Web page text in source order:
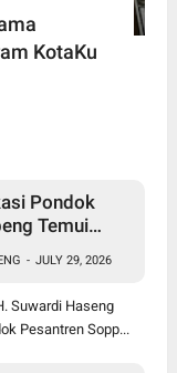
KotaKu
Pondok
Temui
- JULY 29, 2026
Suwardi Haseng
Pesantren Sopp...